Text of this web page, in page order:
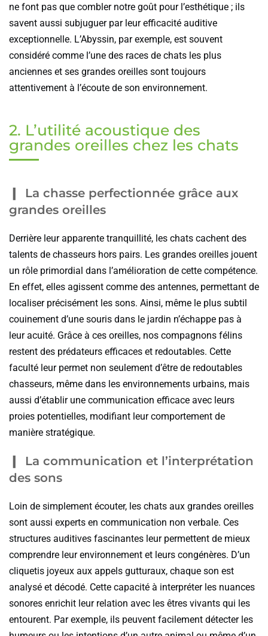
ne font pas que combler notre goût pour l’esthétique ; ils
savent aussi subjuguer par leur efficacité auditive
exceptionnelle. L’Abyssin, par exemple, est souvent
considéré comme l’une des races de chats les plus
anciennes et ses grandes oreilles sont toujours
attentivement à l’écoute de son environnement.
2. L’utilité acoustique des
grandes oreilles chez les chats
La chasse perfectionnée grâce aux
grandes oreilles
Derrière leur apparente tranquillité, les chats cachent des
talents de chasseurs hors pairs. Les grandes oreilles jouent
un rôle primordial dans l’amélioration de cette compétence.
En effet, elles agissent comme des antennes, permettant de
localiser précisément les sons. Ainsi, même le plus subtil
couinement d’une souris dans le jardin n’échappe pas à
leur acuité. Grâce à ces oreilles, nos compagnons félins
restent des prédateurs efficaces et redoutables. Cette
faculté leur permet non seulement d’être de redoutables
chasseurs, même dans les environnements urbains, mais
aussi d’établir une communication efficace avec leurs
proies potentielles, modifiant leur comportement de
manière stratégique.
La communication et l’interprétation
des sons
Loin de simplement écouter, les chats aux grandes oreilles
sont aussi experts en communication non verbale. Ces
structures auditives fascinantes leur permettent de mieux
comprendre leur environnement et leurs congénères. D’un
cliquetis joyeux aux appels gutturaux, chaque son est
analysé et décodé. Cette capacité à interpréter les nuances
sonores enrichit leur relation avec les êtres vivants qui les
entourent. Par exemple, ils peuvent facilement détecter les